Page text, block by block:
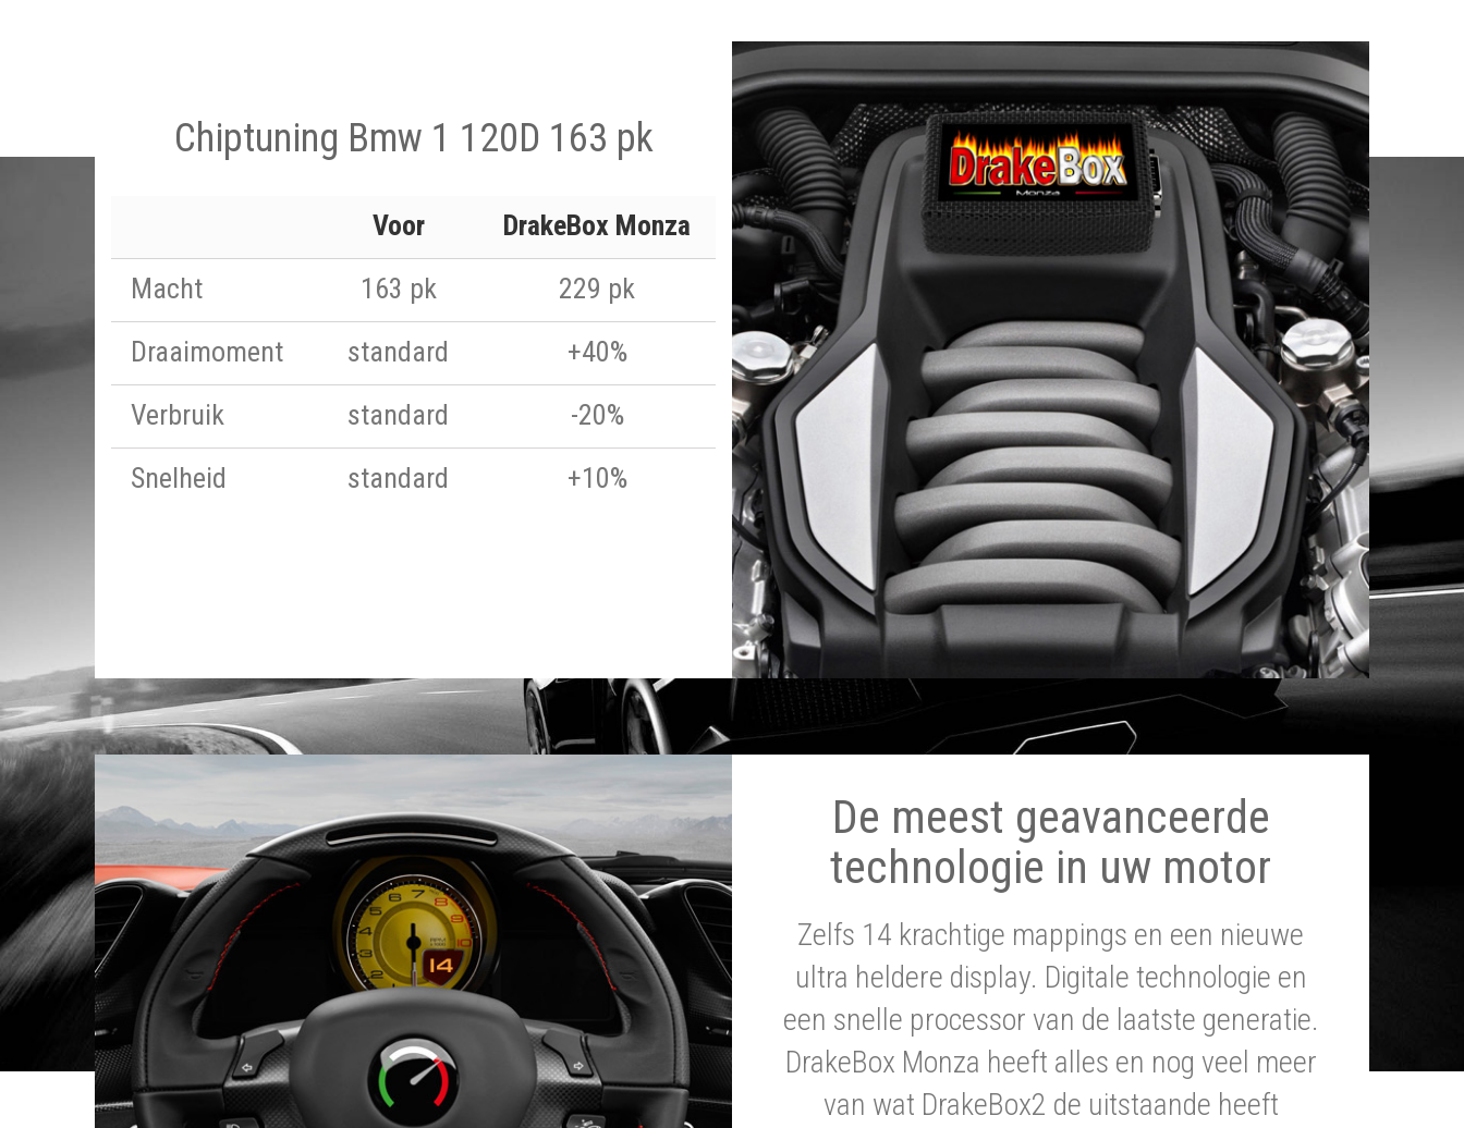
Chiptuning Bmw 1 120D 163 pk
Voor
DrakeBox Monza
Macht
163 pk
229 pk
Draaimoment
standard
+40%
Verbruik
standard
-20%
Snelheid
standard +10%
De meest geavanceerde
technologie in uw motor
Zelfs 14 krachtige mappings en een nieuwe
ultra heldere display. Digitale technologie en
een snelle processor van de laatste generatie.
DrakeBox Monza heeft alles en nog veel meer
van wat DrakeBox2 de uitstaande heeft